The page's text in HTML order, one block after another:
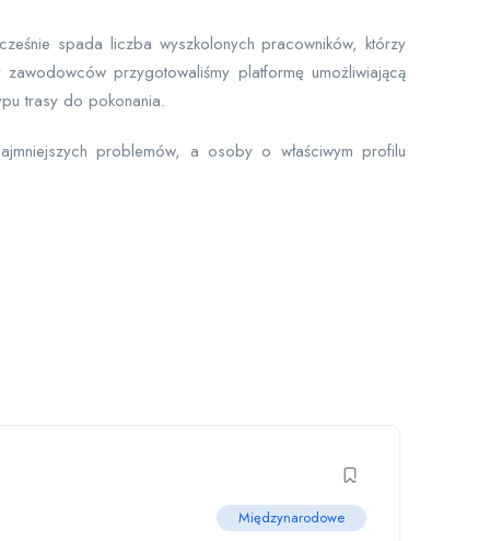
spada liczba wyszkolonych pracowników, którzy
przygotowaliśmy platformę umożliwiającą
trasy do pokonania.
problemów, a osoby o właściwym profilu
Międzynarodowe